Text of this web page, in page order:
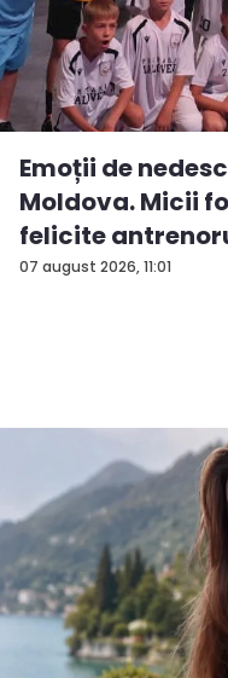
07 august 2026, 11:01
Emoții de
Moldova. Micii
felicite
importan...